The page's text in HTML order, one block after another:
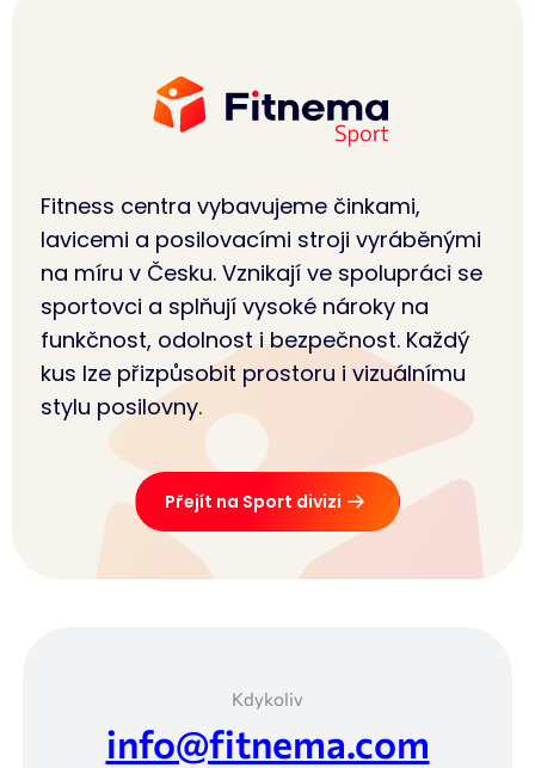
Fitness centra vybavujeme činkami,
lavicemi a posilovacími stroji vyráběnými
na míru v Česku. Vznikají ve spolupráci se
sportovci a splňují vysoké nároky na
funkčnost, odolnost i bezpečnost. Každý
kus lze přizpůsobit prostoru i vizuálnímu
stylu posilovny.
Přejít na Sport divizi
Kdykoliv
info@fitnema.com